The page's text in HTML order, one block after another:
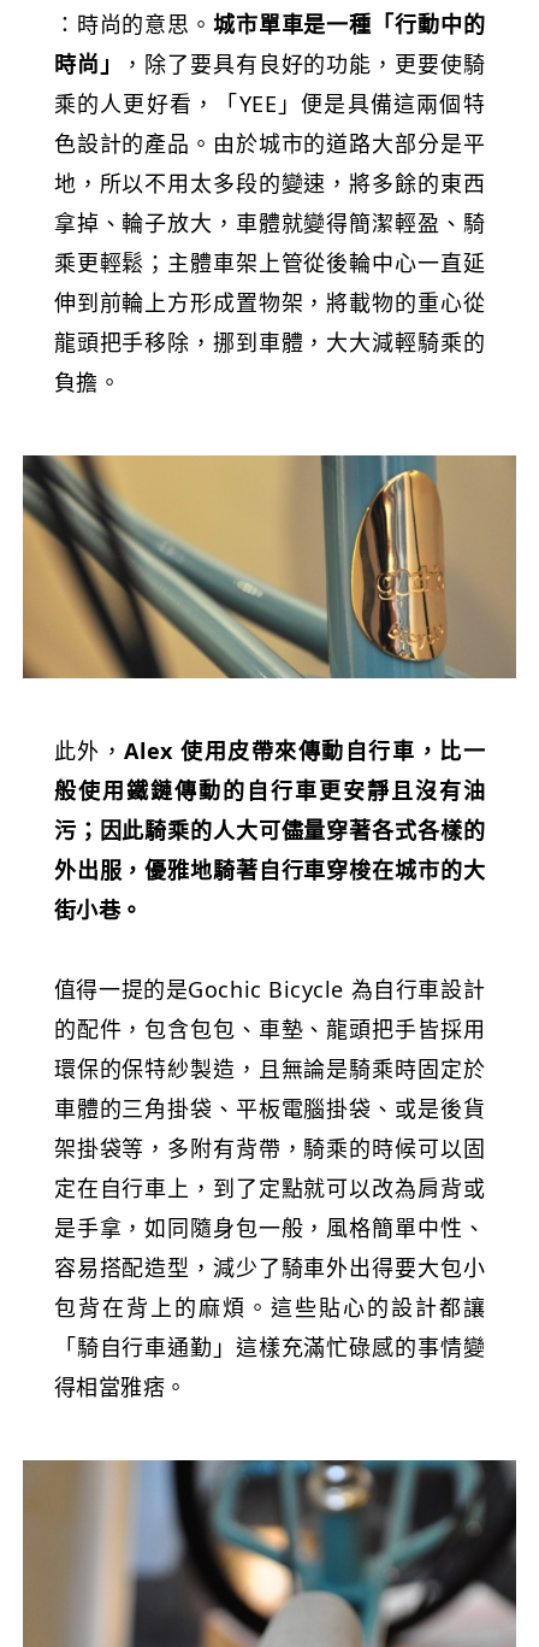
：時尚的意思。 城市單車是一種「行動中的
時尚」
，除了要具有良好的功能，更要使騎
乘的人更好看，「YEE」便是具備這兩個特
色設計的產品。由於城市的道路大部分是平
地，所以不用太多段的變速，將多餘的東西
拿掉、輪子放大，車體就變得簡潔輕盈、騎
乘更輕鬆；主體車架上管從後輪中心一直延
伸到前輪上方形成置物架，將載物的重心從
龍頭把手移除，挪到車體，大大減輕騎乘的
負擔。
此外，Alex 使用皮帶來傳動自行車，比一
般使用鐵鏈傳動的自行車更安靜且沒有油
污；因此騎乘的人大可儘量穿著各式各樣的
外出服，優雅地騎著自行車穿梭在城市的大
街小巷。
值得一提的是Gochic Bicycle 為自行車設計
的配件，包含包包、車墊、龍頭把手皆採用
環保的保特紗製造，且無論是騎乘時固定於
車體的三角掛袋、平板電腦掛袋、或是後貨
架掛袋等，多附有背帶，騎乘的時候可以固
定在自行車上，到了定點就可以改為肩背或
是手拿，如同隨身包一般，風格簡單中性、
容易搭配造型，減少了騎車外出得要大包小
包背在背上的麻煩。這些貼心的設計都讓
「騎自行車通勤」這樣充滿忙碌感的事情變
得相當雅痞。